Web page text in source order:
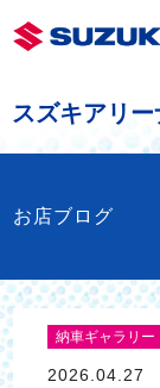
スズキアリ
お店ブログ
納車ギャラリー
2026.04.27